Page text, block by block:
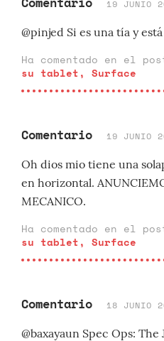
19 JUNIO
@pinjed Si es una tía y
Ha comentado en el
su tablet, Surface
Comentario 19 JUNIO
Oh dios mio tiene una
en horizontal.
MECANICO.
Ha comentado en el
su tablet, Surface
Comentario 18 JUNIO
@baxayaun Spec Ops: The